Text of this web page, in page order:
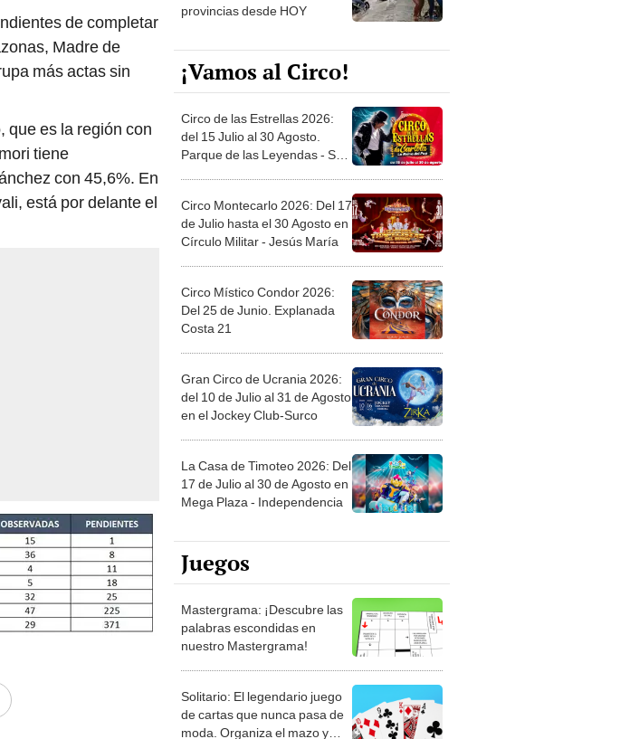
de completar
Madre de
más actas sin
que es la región con
tiene
con 45,6%. En
está por delante el
provincias desde HOY
¡Vamos al Circo!
Circo de las Estrellas 2026:
del 15 Julio al 30 Agosto.
Parque de las Leyendas - San
Circo Montecarlo 2026: Del 17
de Julio hasta el 30 Agosto en
Círculo Militar - Jesús María
Circo Místico Condor 2026:
Del 25 de Junio. Explanada
Costa 21
Gran Circo de Ucrania 2026:
del 10 de Julio al 31 de Agosto
en el Jockey Club-Surco
La Casa de Timoteo 2026: Del
17 de Julio al 30 de Agosto en
Mega Plaza - Independencia
Juegos
Mastergrama: ¡Descubre las
palabras escondidas en
nuestro Mastergrama!
Solitario: El legendario juego
de cartas que nunca pasa de
moda. Organiza el mazo y